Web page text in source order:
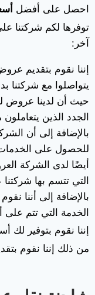
احصل على أفضل
توفرها لكم شركتنا
آخر:
إننا نقوم بتقديم
يتواصلوا مع شركتنا
حيث أن لدينا عروض
الجدد الذين
بالإضافة إلى أن
للحصول على الخدمات
أيضًا لدى الشركة
التي تتسم بها
بالإضافة إلى أننا
الخدمة التي تتم
إننا نقوم بتوفير لك
من ذلك إننا نقوم